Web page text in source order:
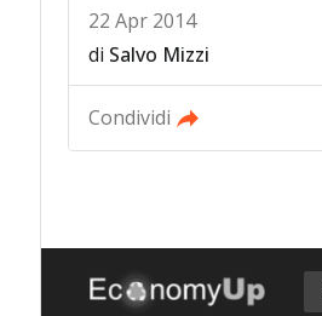
22 Apr 2014
di Salvo Mizzi
Condividi